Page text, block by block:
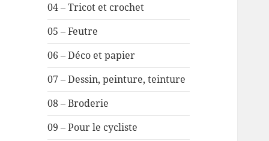
04 – Tricot et crochet
05 – Feutre
06 – Déco et papier
07 – Dessin, peinture, teinture
08 – Broderie
09 – Pour le cycliste